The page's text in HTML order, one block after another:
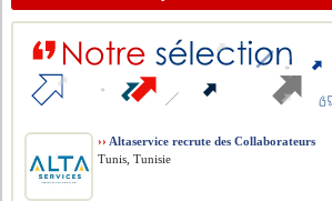
›› Altaservice recrute des Collaborateurs
Tunis, Tunisie